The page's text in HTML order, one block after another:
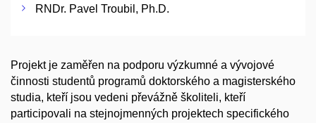
RNDr. Pavel Troubil, Ph.D.
Projekt je zaměřen na podporu výzkumné a vývojové
činnosti studentů programů doktorského a magisterského
studia, kteří jsou vedeni převážně školiteli, kteří
participovali na stejnojmenných projektech specifického